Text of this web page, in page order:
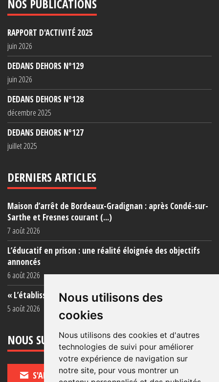
Nous utilisons des
cookies
Nous utilisons des cookies et d'autres
technologies de suivi pour améliorer
votre expérience de navigation sur
notre site, pour vous montrer un
NOS PUBLICATIONS
RAPPORT D'ACTIVITÉ 2025
juin 2026
DEDANS DEHORS N°129
juin 2026
DEDANS DEHORS N°128
décembre 2025
DEDANS DEHORS N°127
juillet 2025
DERNIERS ARTICLES
Maison d’arrêt de Bordeaux-Gradignan : après Condé-sur-
Sarthe et Fresnes courant (...)
7 août 2026
L’éducatif en prison : une réalité éloignée des objectifs
annoncés
6 août 2026
« L’établissement est une porcherie totale »
5 août 2026
NOUS SUIVRE
S'ABONNER